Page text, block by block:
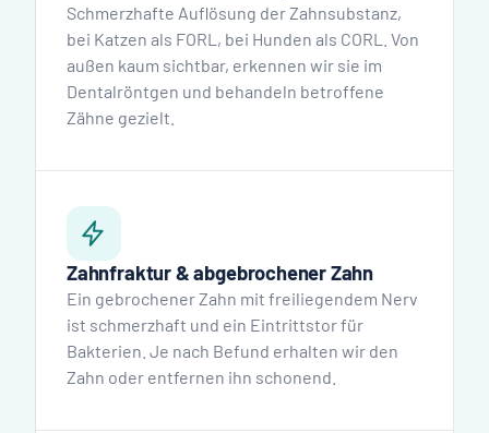
Schmerzhafte Auflösung der Zahnsubstanz,
bei Katzen als FORL, bei Hunden als CORL. Von
außen kaum sichtbar, erkennen wir sie im
Dentalröntgen und behandeln betroffene
Zähne gezielt.
Zahnfraktur & abgebrochener Zahn
Ein gebrochener Zahn mit freiliegendem Nerv
ist schmerzhaft und ein Eintrittstor für
Bakterien. Je nach Befund erhalten wir den
Zahn oder entfernen ihn schonend.